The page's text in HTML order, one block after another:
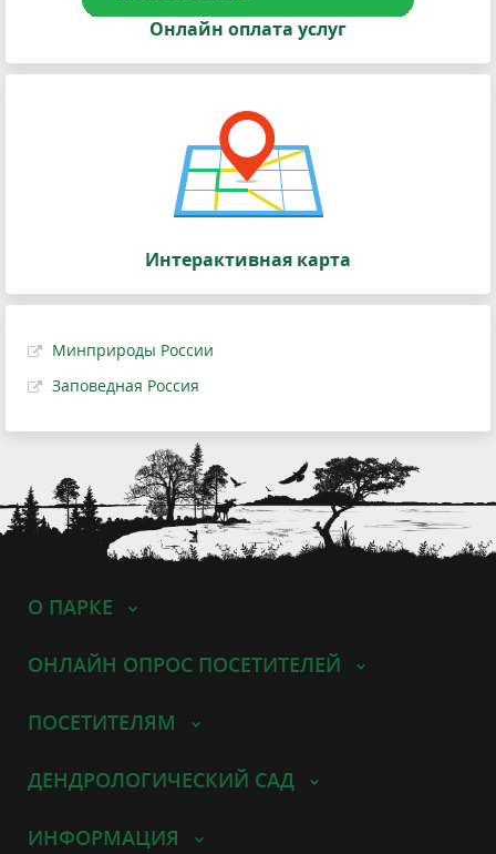
Онлайн оплата услуг
Интерактивная карта
Минприроды России
Заповедная Россия
О ПАРКЕ
ОНЛАЙН ОПРОС ПОСЕТИТЕЛЕЙ
ПОСЕТИТЕЛЯМ
ДЕНДРОЛОГИЧЕСКИЙ САД
ИНФОРМАЦИЯ